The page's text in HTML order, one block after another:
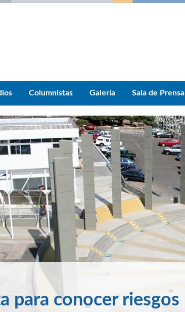
Columnistas Galería Sala de Prensa
para conocer riesgos